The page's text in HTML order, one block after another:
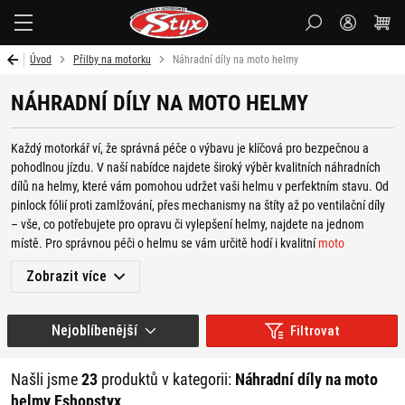
Úvod Přilby na motorku Náhradní díly na moto helmy
NÁHRADNÍ DÍLY NA MOTO HELMY
Každý motorkář ví, že správná péče o výbavu je klíčová pro bezpečnou a
pohodlnou jízdu. V naší nabídce najdete široký výběr kvalitních náhradních
dílů na helmy, které vám pomohou udržet vaši helmu v perfektním stavu. Od
pinlock fólií proti zamlžování, přes mechanismy na štíty až po ventilační díly
– vše, co potřebujete pro opravu či vylepšení helmy, najdete na jednom
místě. Pro správnou péči o helmu se vám určitě hodí i kvalitnímoto
komunikační zařízení,tašky na helmy
V naší nabídce najdete také široký sortiment helem pro všechny motorkáře –
od začátečníků až po profesionály:
Motocross/ATV helmy Ideální pro milovníky adrenalinu v extrémních
podmínkách. Vynikají odolností a ochranou v náročném terénu.
Zobrazit více
Filtrovat
Našli jsme23 produktů v kategorii: Náhradní díly na moto
helmy Eshopstyx
Nejoblíbenější